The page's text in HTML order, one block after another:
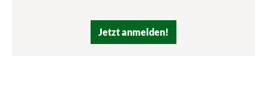
Jetzt anmelden!